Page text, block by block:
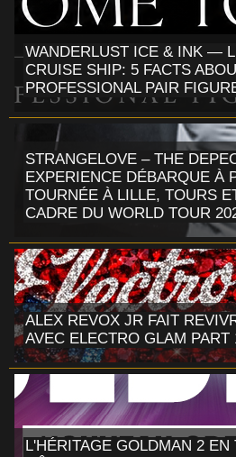
WANDERLUST ICE & INK —
CRUISE SHIP: 5 FACTS
PROFESSIONAL PAIR
STRANGELOVE – THE
EXPERIENCE DÉBARQUE À
TOURNÉE À LILLE, TOURS
CADRE DU WORLD TOUR
ALEX REVOX JR FAIT
AVEC ELECTRO GLAM PART
L'HÉRITAGE GOLDMAN 2 EN